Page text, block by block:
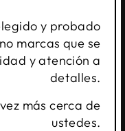
y probado
marcas que se
y atención a
detalles.
más cerca de
ustedes.